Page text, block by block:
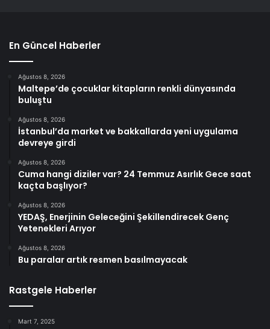
En Güncel Haberler
Ağustos 8, 2026
Maltepe’de çocuklar kitapların renkli dünyasında
buluştu
Ağustos 8, 2026
İstanbul’da market ve bakkallarda yeni uygulama
devreye girdi
Ağustos 8, 2026
Cuma hangi diziler var? 24 Temmuz Asırlık Gece saat
kaçta başlıyor?
Ağustos 8, 2026
YEDAŞ, Enerjinin Geleceğini Şekillendirecek Genç
Yetenekleri Arıyor
Ağustos 8, 2026
Bu paralar artık resmen basılmayacak
Rastgele Haberler
Mart 7, 2025